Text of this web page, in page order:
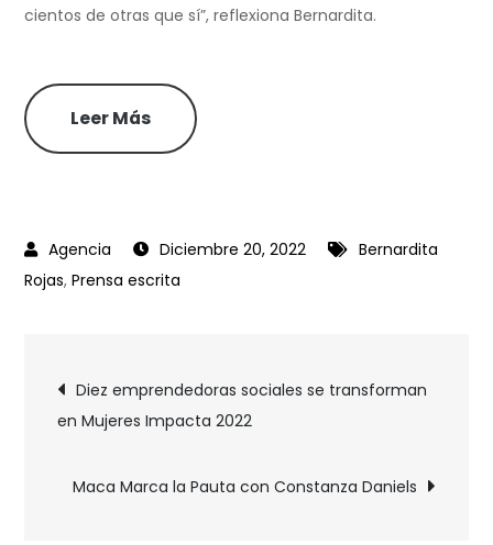
cientos de otras que sí”, reflexiona Bernardita.
Leer Más
Diciembre 20, 2022
Bernardita
Rojas,Prensa escrita
Diez emprendedoras sociales se transforman
en Mujeres Impacta 2022
Maca Marca la Pauta con Constanza Daniels